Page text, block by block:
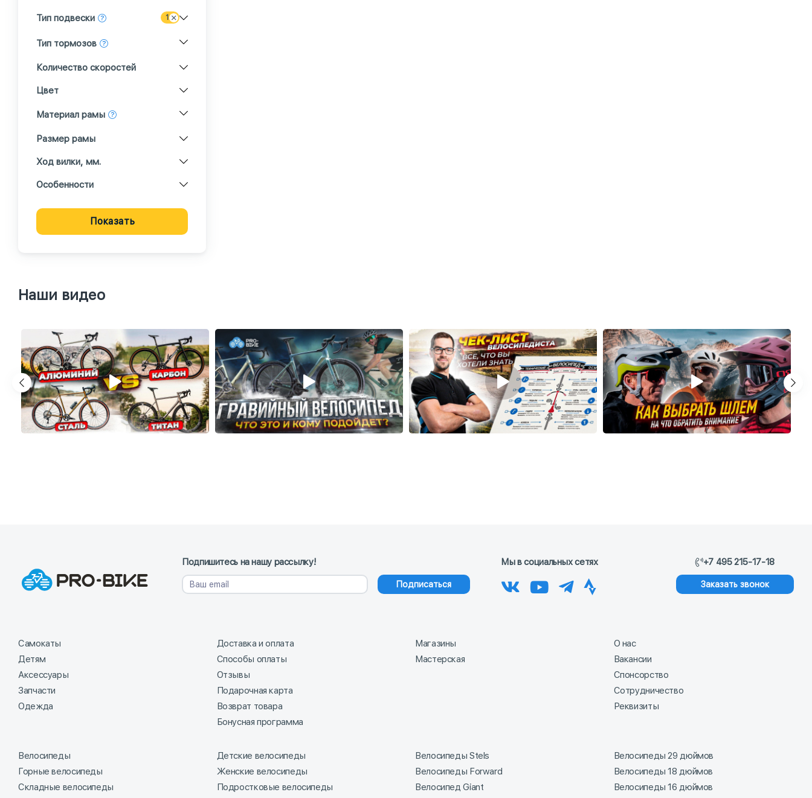
Тип подвески 1
Тип тормозов
Количество скоростей
Цвет
Материал рамы
Размер рамы
Ход вилки, мм.
Особенности
Показать
Наши видео
Подпишитесь на нашу рассылку!
Подписаться
Мы в социальных сетях +7 495 215-17-18
Заказать звонок
Самокаты
Детям
Аксессуары
Запчасти
Одежда
Доставка и оплата
Способы оплаты
Отзывы
Подарочная карта
Возврат товара
Бонусная программа
Магазины
Мастерская
О нас
Вакансии
Спонсорство
Сотрудничество
Реквизиты
Велосипеды
Горные велосипеды
Складные велосипеды
Детские велосипеды
Женские велосипеды
Подростковые велосипеды
Велосипеды Stels
Велосипеды Forward
Велосипед Giant
Велосипеды 29 дюймов
Велосипеды 18 дюймов
Велосипеды 16 дюймов